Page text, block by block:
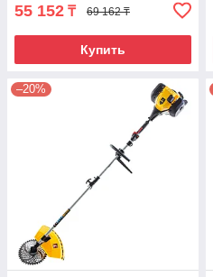
55 152 ₸ 69 162 ₸
Купить
–20%